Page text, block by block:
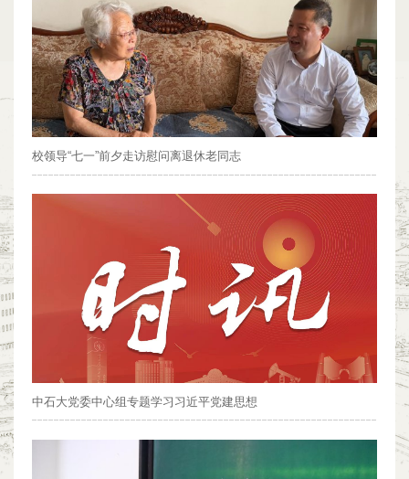
校领导“七一”前夕走访慰问离退休老同志
中石大党委中心组专题学习习近平党建思想